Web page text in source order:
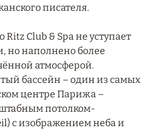
писателя.
Club & Spa не уступает
но наполнено более
атмосферой.
бассейн – один из самых
центре Парижа –
потолком-
с изображением неба и